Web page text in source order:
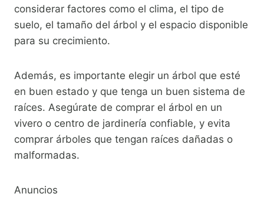
considerar factores como el clima, el tipo de
suelo, el tamaño del árbol y el espacio disponible
para su crecimiento.
Además, es importante elegir un árbol que esté
en buen estado y que tenga un buen sistema de
raíces. Asegúrate de comprar el árbol en un
vivero o centro de jardinería confiable, y evita
comprar árboles que tengan raíces dañadas o
malformadas.
Anuncios